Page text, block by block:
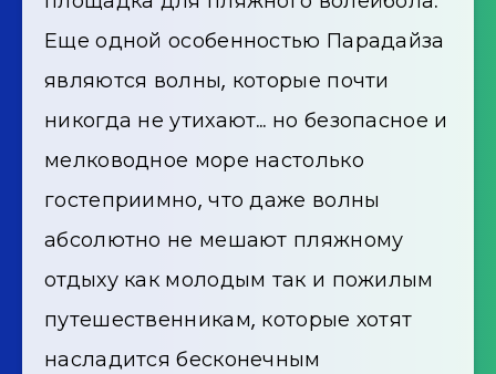
Еще одной особенностью Парадайза
являются волны, которые почти
никогда не утихают… но безопасное и
мелководное море настолько
гостеприимно, что даже волны
абсолютно не мешают пляжному
отдыху как молодым так и пожилым
путешественникам, которые хотят
насладится бесконечным